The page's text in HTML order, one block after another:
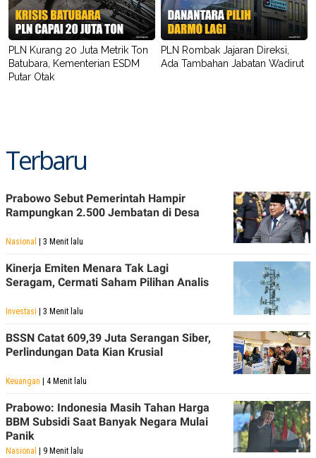
PLN Kurang 20 Juta Metrik Ton
Batubara, Kementerian ESDM
Putar Otak
PLN Rombak Jajaran Direksi,
Ada Tambahan Jabatan Wadirut
Terbaru
Prabowo Sebut Pemerintah Hampir
Rampungkan 2.500 Jembatan di Desa
Nasional | 3 Menit lalu
Kinerja Emiten Menara Tak Lagi
Seragam, Cermati Saham Pilihan Analis
Investasi | 3 Menit lalu
BSSN Catat 609,39 Juta Serangan Siber,
Perlindungan Data Kian Krusial
Keuangan | 4 Menit lalu
Prabowo: Indonesia Masih Tahan Harga
BBM Subsidi Saat Banyak Negara Mulai
Panik
Nasional | 9 Menit lalu